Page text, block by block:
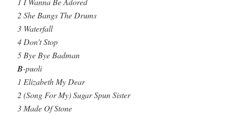
2 She Bangs The Drums
3 Waterfall
4 Don’t Stop
5 Bye Bye Badman
B-puoli
1 Elizabeth My Dear
2 (Song For My) Sugar Spun Sister
3 Made Of Stone